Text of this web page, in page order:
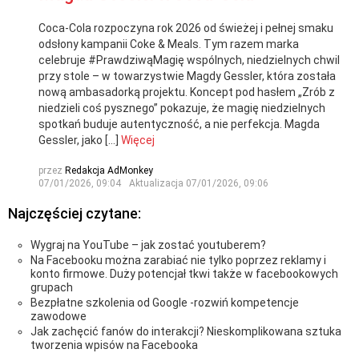
Coca-Cola rozpoczyna rok 2026 od świeżej i pełnej smaku
odsłony kampanii Coke & Meals. Tym razem marka
celebruje #PrawdziwąMagię wspólnych, niedzielnych chwil
przy stole – w towarzystwie Magdy Gessler, która została
nową ambasadorką projektu. Koncept pod hasłem „Zrób z
niedzieli coś pysznego” pokazuje, że magię niedzielnych
spotkań buduje autentyczność, a nie perfekcja. Magda
Gessler, jako […] Więcej
przez Redakcja AdMonkey
07/01/2026, 09:04
Aktualizacja 07/01/2026, 09:06
Najczęściej czytane:
Wygraj na YouTube – jak zostać youtuberem?
Na Facebooku można zarabiać nie tylko poprzez reklamy i
konto firmowe. Duży potencjał tkwi także w facebookowych
grupach
Bezpłatne szkolenia od Google -rozwiń kompetencje
zawodowe
Jak zachęcić fanów do interakcji? Nieskomplikowana sztuka
tworzenia wpisów na Facebooka